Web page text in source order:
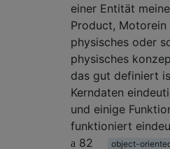
einer Entität
Product, Motorein
physisches oder
physisches
das gut definiert
Kerndaten
und einige
funktioniert
82
object-